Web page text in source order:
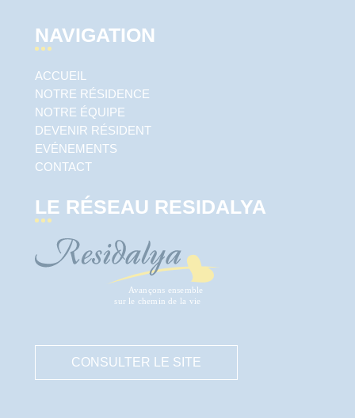
NAVIGATION
ACCUEIL
NOTRE RÉSIDENCE
NOTRE ÉQUIPE
DEVENIR RÉSIDENT
EVÉNEMENTS
CONTACT
LE RÉSEAU RESIDALYA
CONSULTER LE SITE